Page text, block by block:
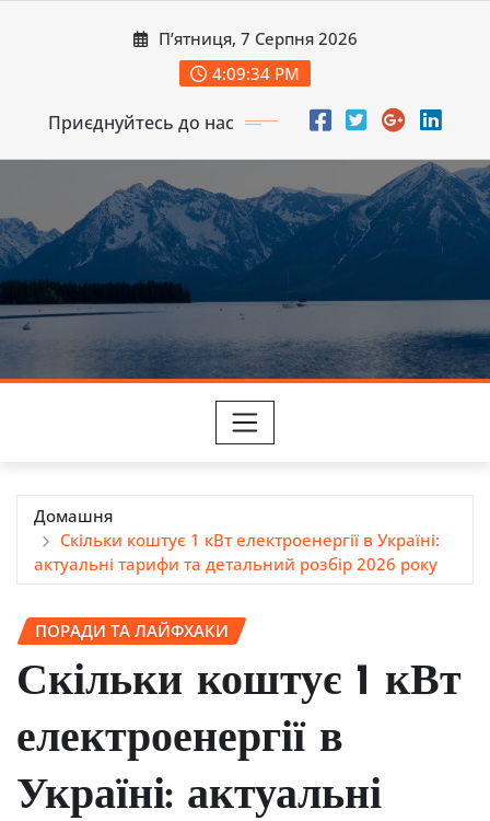
П’ятниця, 7 Серпня 2026
4:09:35 PM
Приєднуйтесь до нас
Домашня
Скільки коштує 1 кВт електроенергії в Україні:
актуальні тарифи та детальний розбір 2026 року
ПОРАДИ ТА ЛАЙФХАКИ
Скільки коштує 1 кВт
електроенергії в
Україні: актуальні